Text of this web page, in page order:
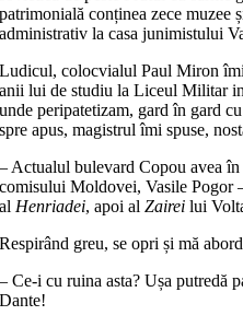
patrimonială conținea zece muzee
administrativ la casa junimistului
Ludicul, colocvialul Paul Miron
anii lui de studiu la Liceul Militar
unde peripatetizam, gard în gard
spre apus, magistrul îmi spuse,
– Actualul bulevard Copou avea
comisului Moldovei, Vasile Pogor
alHenriadei, apoi alZairei lui
Respirând greu, se opri și mă
– Ce-i cu ruina asta? Ușa putredă
Dante!